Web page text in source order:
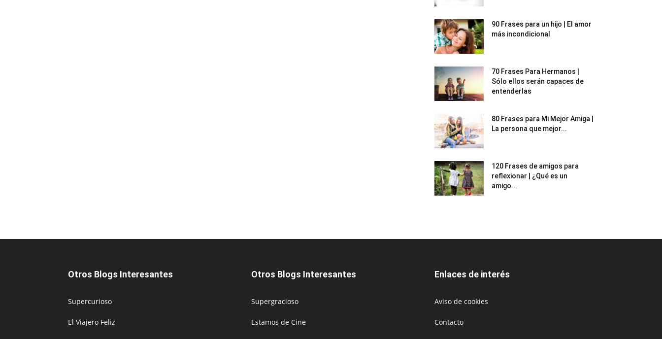
90 Frases para un hijo | El amor
más incondicional
70 Frases Para Hermanos |
Sólo ellos serán capaces de
entenderlas
80 Frases para Mi Mejor Amiga |
La persona que mejor...
120 Frases de amigos para
reflexionar | ¿Qué es un
amigo...
Otros Blogs Interesantes
Supercurioso
El Viajero Feliz
Otros Blogs Interesantes
Supergracioso
Estamos de Cine
Enlaces de interés
Aviso de cookies
Contacto